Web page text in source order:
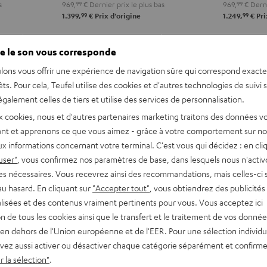
NoirBlanc
969, 99€Dernier prix le plus bas
1.399,99€Prix d'origine
DT
250
Noir
DT
250
969,99 €
1.249,99 €
REVUES ET TESTS
: streaming, radio,
rapport à l'achat à
nouveau duo d'enceintes
pour la musique, le son TV
le son vous corresponde
vous offrir une expérience de navigation sûre qui correspond
Pour cela, Teufel utilise des cookies et d'autres technologies de suivi
celles de tiers et utilise des services de personnalisation.
cookies, nous et d'autres partenaires marketing traitons des données
et apprenons ce que vous aimez - grâce à votre comportement sur
informations concernant votre terminal. C'est vous qui décidez : en
, vous confirmez nos paramètres de base, dans lesquels nous
nécessaires. Vous recevrez ainsi des recommandations, mais celles-ci
hasard. En cliquant sur "Accepter tout" , vous obtiendrez des publicités
et des contenus vraiment pertinents pour vous. Vous acceptez ici
de tous les cookies ainsi que le transfert et le traitement de vos
dehors de l'Union européenne et de l'EER. Pour une sélection
aussi activer ou désactiver chaque catégorie séparément et
la sélection"